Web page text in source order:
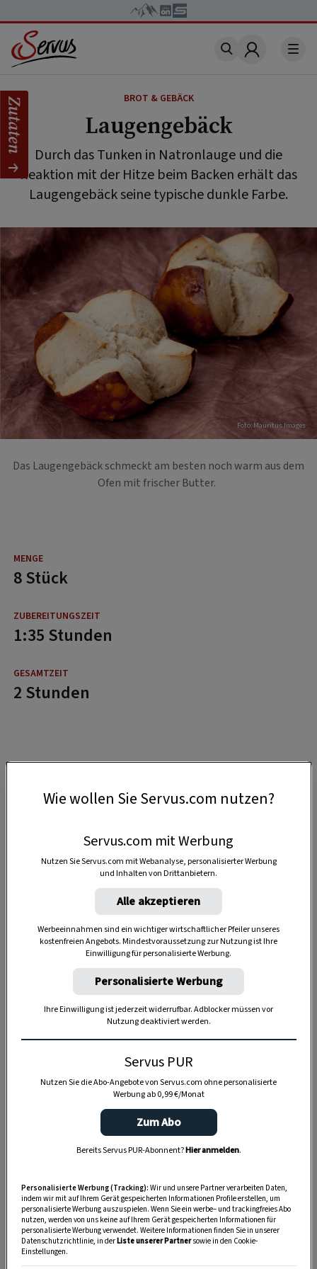
Account
BROT & GEBÄCK
Laugengebäck
Durch das Tunken in Natronlauge und die
Reaktion mit der Hitze beim Backen erhält das
Laugengebäck seine typische dunkle Farbe.
Foto: Mauritus Images
Das Laugengebäck schmeckt am besten noch warm aus dem
Ofen mit frischer Butter.
8 Stück
1:35 Stunden
2 Stunden
Anzeige
Zutaten
Wie wollen Sie Servus.com nutzen?
Servus.com mit Werbung
Nutzen Sie Servus.com mit Webanalyse, personalisierter Werbung
und Inhalten von Drittanbietern.
Alle akzeptieren
Werbeeinnahmen sind ein wichtiger wirtschaftlicher Pfeiler unseres
kostenfreien Angebots. Mindestvoraussetzung zur Nutzung ist Ihre
Einwilligung für personalisierte Werbung.
Personalisierte Werbung
Ihre Einwilligung ist jederzeit widerrufbar. Adblocker müssen vor
Nutzung deaktiviert werden.
Servus PUR
Nutzen Sie die Abo-Angebote von Servus.com ohne personalisierte
Werbung ab 0,99 €/Monat
Zum Abo
Bereits Servus PUR-Abonnent?Hier anmelden.
Personalisierte Werbung (Tracking): Wir und unsere Partner verarbeiten Daten,
indem wir mit auf Ihrem Gerät gespeicherten Informationen Profile erstellen, um
personalisierte Werbung auszuspielen. Wenn Sie ein werbe– und trackingfreies Abo
nutzen, werden von uns keine auf Ihrem Gerät gespeicherten Informationen für
personalisierte Werbung verwendet. Weitere Informationen finden Sie in unserer
Datenschutzrichtlinie, in derListe unserer Partnersowie in den Cookie-
Einstellungen.